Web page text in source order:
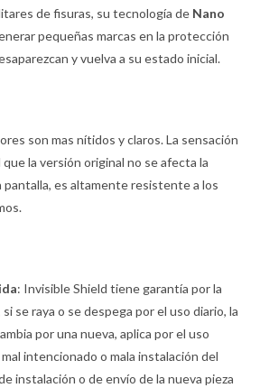
de fisuras, su tecnología de Nano
pequeñas marcas en la protección
y vuelva a su estado inicial.
son mas nítidos y claros. La sensación
la versión original no se afecta la
pantalla, es altamente resistente a los
: Invisible Shield tiene garantía por la
se raya o se despega por el uso diario, la
por una nueva, aplica por el uso
intencionado o mala instalación del
instalación o de envío de la nueva pieza